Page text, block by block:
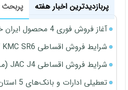
پربازدیدترین اخبار هفته
پربحث
آغاز فروش فوری 4 محصول ایران خودرو در نمایندگی‌ها
شرایط فروش اقساطی KMC SR6 کرمان موتور اعلام شد
شرایط فروش اقساطی JAC J4 (مرداد 1405)
تعطیلی ادارات و بانک‌های 5 استان در روز چهارشنبه